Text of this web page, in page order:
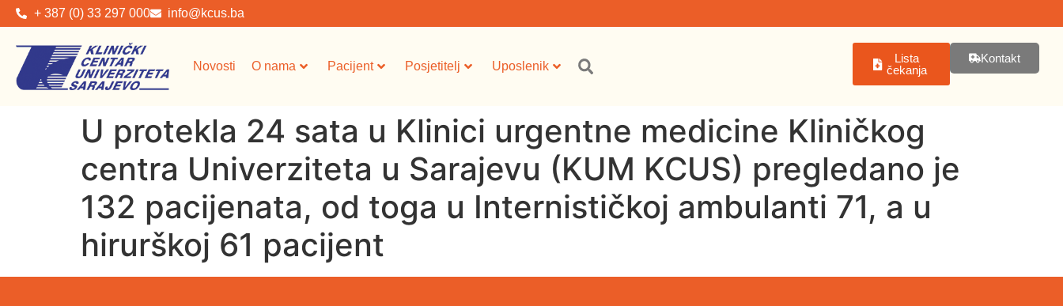
+ 387 (0) 33 297 000 info@kcus.ba
Novosti O nama Pacijent Posjetitelj Uposlenik
Lista
čekanja
Kontakt
U protekla 24 sata u Klinici urgentne medicine Kliničkog
centra Univerziteta u Sarajevu (KUM KCUS) pregledano je
132 pacijenata, od toga u Internističkoj ambulanti 71, a u
hirurškoj 61 pacijent